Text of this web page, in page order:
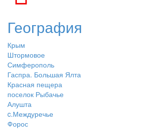
География
Крым
Штормовое
Симферополь
Гаспра. Большая Ялта
Красная пещера
поселок Рыбачье
Алушта
c.Междуречье
Форос